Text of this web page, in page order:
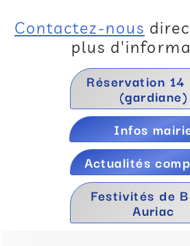
Contactez-nous
plus
Réservation 14
(gardiane)
Infos
Actualités
Festivités de
Auriac